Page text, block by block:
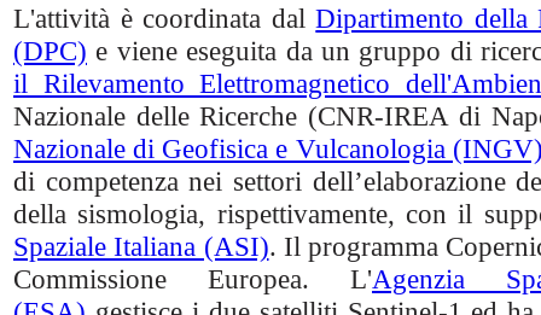
L'attività è coordinata dalDipartimento della
(DPC) e viene eseguita da un gruppo di
il Rilevamento Elettromagnetico
Nazionale delle Ricerche (CNR-IREA di
Nazionale di Geofisica e Vulcanologia
di competenza nei settori dell’elaborazione
della sismologia, rispettivamente, con il
Spaziale Italiana (ASI). Il programma
Commissione Europea. L'Agenzia